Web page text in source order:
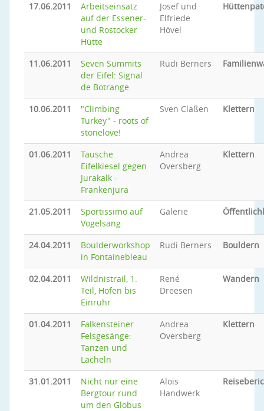
17.06.2011
Arbeitseinsatz
auf der Essener-
und Rostocker
Hütte
Josef und
Elfriede
Hövel
11.06.2011
Seven Summits
der Eifel: Signal
de Botrange
Rudi Berners
10.06.2011
"Climbing
Turkey" - roots of
stonelove!
Sven Claßen Klettern
01.06.2011
Tausche
Eifelkiesel gegen
Jurakalk -
Frankenjura
Andrea
Oversberg
Klettern
21.05.2011
Sportissimo auf
Vogelsang
Galerie
24.04.2011
Boulderworkshop
in Fontainebleau
Rudi Berners Bouldern
02.04.2011
Wildnistrail, 1.
Teil, Höfen bis
Einruhr
René
Dreesen
Wandern
01.04.2011
Falkensteiner
Felsgesänge:
Tanzen und
Lächeln
Andrea
Oversberg
Klettern
31.01.2011
Nicht nur eine
Bergtour rund
um den Globus
Alois
Handwerk